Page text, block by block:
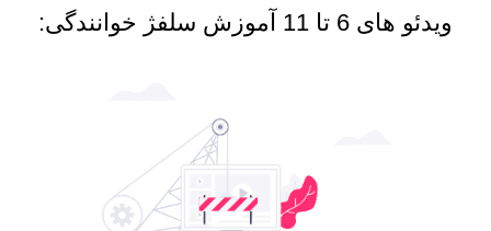
ویدئو های 6 تا 11 آموزش سلفژ خوانندگی: